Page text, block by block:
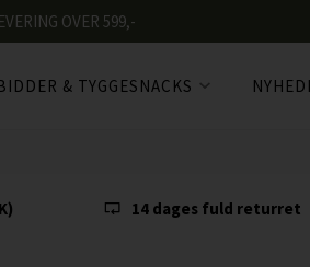
OVER 599,-
& TYGGESNACKS
14 dages fuld returret